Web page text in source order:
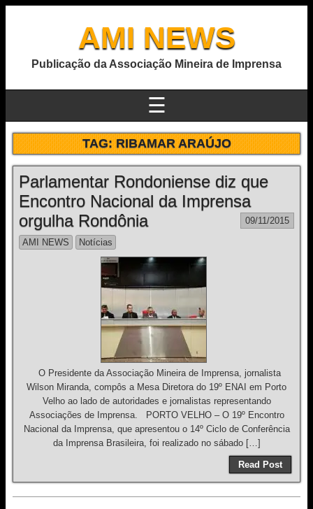
AMI NEWS
Publicação da Associação Mineira de Imprensa
☰
TAG:RIBAMAR ARAÚJO
Parlamentar Rondoniense diz que
Encontro Nacional da Imprensa
orgulha Rondônia
09/11/2015
AMI NEWS Notícias
O Presidente da Associação Mineira de Imprensa, jornalista
Wilson Miranda, compôs a Mesa Diretora do 19º ENAI em Porto
Velho ao lado de autoridades e jornalistas representando
Associações de Imprensa. PORTO VELHO – O 19º Encontro
Nacional da Imprensa, que apresentou o 14º Ciclo de Conferência
da Imprensa Brasileira, foi realizado no sábado […]
Read Post